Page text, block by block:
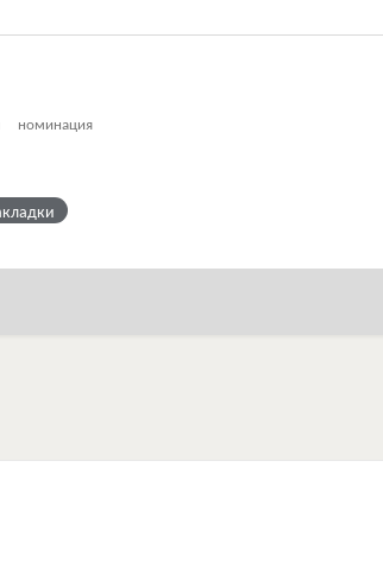
номинация